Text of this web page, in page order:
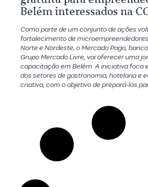
Belém interessados na
Como parte de um conjunto de ações
fortalecimento de
Norte e Nordeste, o Mercado Pago,
Grupo Mercado Livre, vai oferecer uma
capacitação em Belém. A iniciativa foca
dos setores de gastronomia, hotelaria e
criativa, com o objetivo de prepará-los